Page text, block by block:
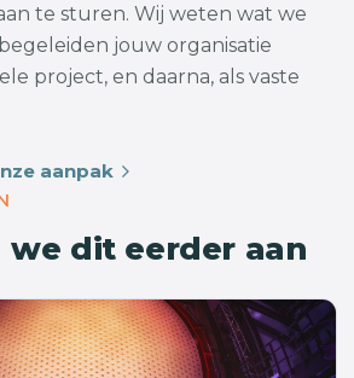
te sturen. Wij weten wat we
jouw organisatie
project, en daarna, als vaste
aanpak
we dit eerder aan